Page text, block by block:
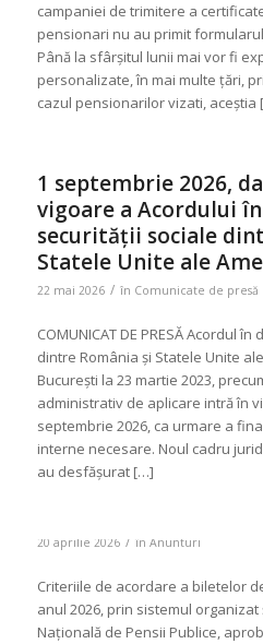
campaniei de trimitere a
pensionari nu au primit
Până la sfârșitul lunii mai vor fi
personalizate, în mai multe țări,
cazul pensionarilor vizati, aceștia
1 septembrie 2026,
vigoare a Acordului
securității sociale
Statele Unite ale
22 mai 2026 / în Comunicate de presă
COMUNICAT DE PRESĂ Acordul
dintre România și Statele Unite
București la 23 martie 2023,
administrativ de aplicare intră în
septembrie 2026, ca urmare a
interne necesare. Noul cadru
au desfășurat […]
20 aprilie 2026 / în Anunturi
Criteriile de acordare a biletelor
anul 2026, prin sistemul
Națională de Pensii Publice,